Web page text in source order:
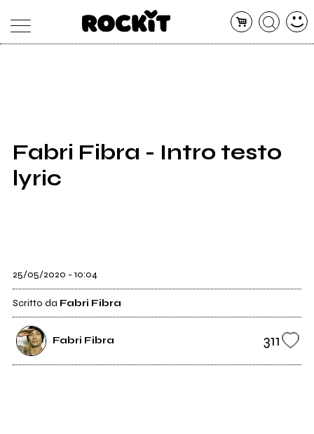
SHOP
RADIO
Fabri Fibra - Intro testo
lyric
25/05/2020 - 10:04
Scritto da Fabri Fibra
Fabri Fibra 311